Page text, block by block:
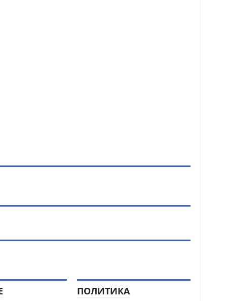
ПОЛИТИКА